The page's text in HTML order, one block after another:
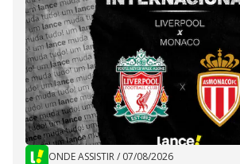
ONDE ASSISTIR/ 07/08/2026